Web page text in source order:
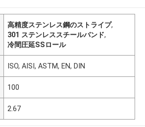
高精度ステンレス鋼のストライプ,
301 ステンレススチールバンド,
冷間圧延SSロール
ISO, AISI, ASTM, EN, DIN
100
2.67